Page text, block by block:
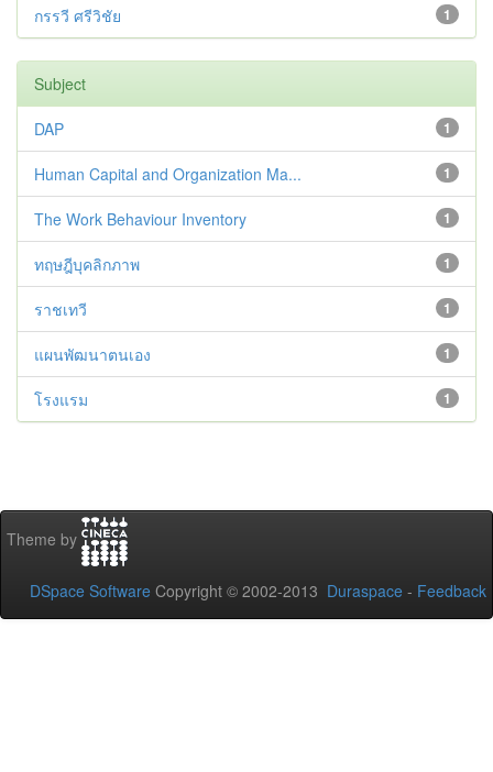
1
กรรวี ศรีวิชัย
Subject
1
DAP
1
Human Capital and Organization Ma...
1
The Work Behaviour Inventory
1
ทฤษฎีบุคลิกภาพ
1
ราชเทวี
1
แผนพัฒนาตนเอง
1
โรงแรม
Theme by
DSpace Software Copyright © 2002-2013 Duraspace - Feedback